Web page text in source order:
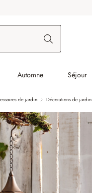
Automne Séjour
de jardin Décorations de jardin